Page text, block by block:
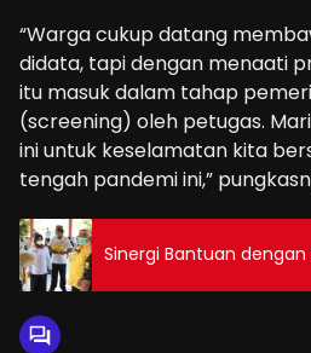
“Warga cukup datang
didata, tapi dengan menaati
itu masuk dalam tahap
(screening) oleh petugas.
ini untuk keselamatan kita
tengah pandemi ini,”
Sinergi Bantuan dengan